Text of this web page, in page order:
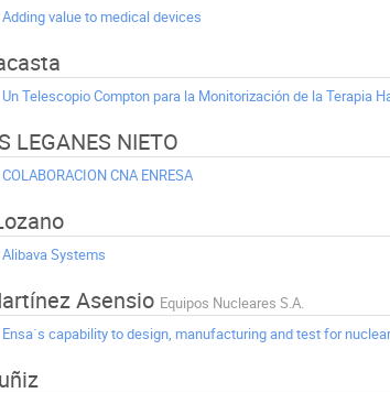
Adding value to medical devices
Un Telescopio Compton para la Monitorización de la Terapia
LEGANES NIETO
COLABORACION CNA ENRESA
Alibava Systems
Asensio Equipos Nucleares S.A.
Ensa´s capability to design, manufacturing and test for